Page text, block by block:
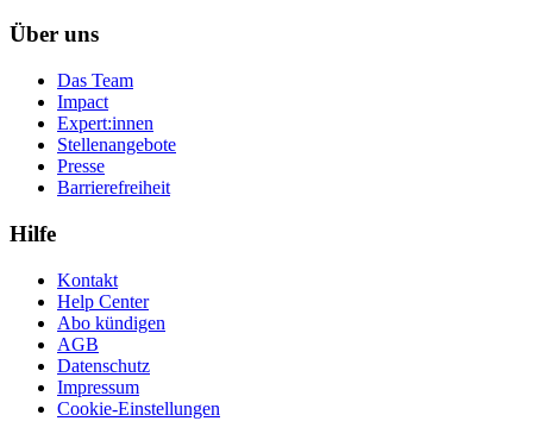
Über uns
Das Team
Impact
Expert:innen
Stellenangebote
Presse
Barrierefreiheit
Hilfe
Kontakt
Help Center
Abo kündigen
AGB
Datenschutz
Impressum
Cookie-Einstellungen